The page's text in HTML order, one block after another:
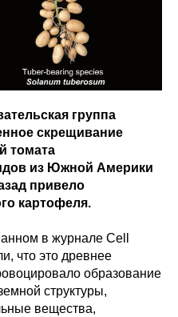
группа
скрещивание
томата
из Южной Америки
привело
картофеля.
в журнале Cell
что это древнее
образование
структуры,
вещества,